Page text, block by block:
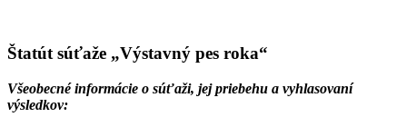
Štatút súťaže „Výstavný pes roka“
Všeobecné informácie o súťaži, jej priebehu a vyhlasovaní
výsledkov: